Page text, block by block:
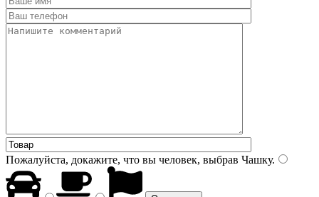
Пожалуйста, докажите, что вы человек, выбрав Чашку.